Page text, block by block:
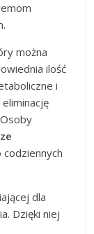
można
ilość
i
codziennych
dla
Dzięki niej